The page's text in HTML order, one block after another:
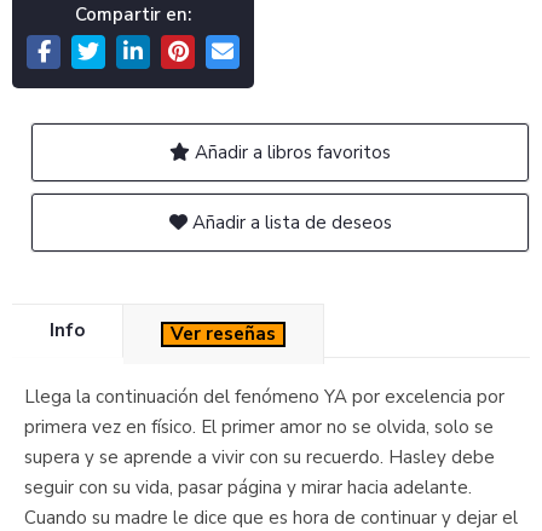
Compartir en:
Añadir a libros favoritos
Añadir a lista de deseos
Info Ver reseñas
Llega la continuación del fenómeno YA por excelencia por
primera vez en físico. El primer amor no se olvida, solo se
supera y se aprende a vivir con su recuerdo. Hasley debe
seguir con su vida, pasar página y mirar hacia adelante.
Cuando su madre le dice que es hora de continuar y dejar el